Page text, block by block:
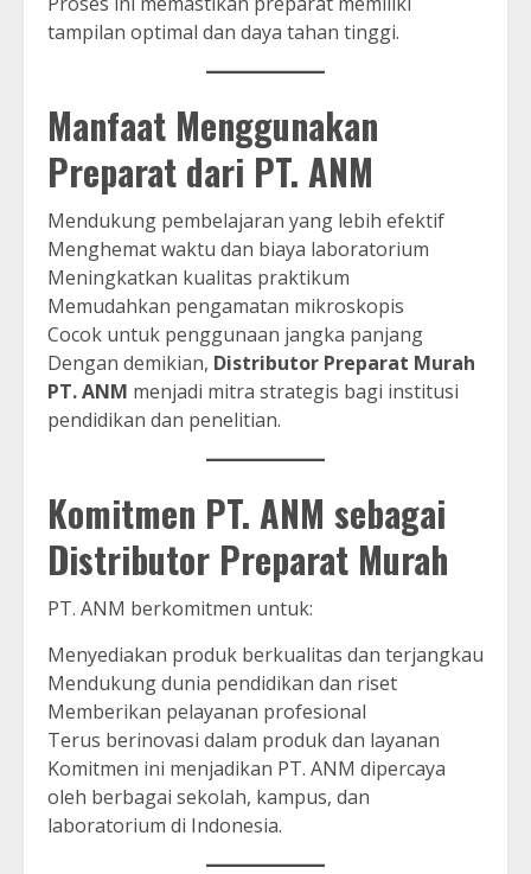
tampilan optimal dan daya tahan tinggi.
Manfaat Menggunakan
Preparat dari PT. ANM
Mendukung pembelajaran yang lebih efektif
Menghemat waktu dan biaya laboratorium
Meningkatkan kualitas praktikum
Memudahkan pengamatan mikroskopis
Cocok untuk penggunaan jangka panjang
Dengan demikian, Distributor Preparat Murah
PT. ANM menjadi mitra strategis bagi institusi
pendidikan dan penelitian.
Komitmen PT. ANM sebagai
Distributor Preparat Murah
PT. ANM berkomitmen untuk:
Menyediakan produk berkualitas dan terjangkau
Mendukung dunia pendidikan dan riset
Memberikan pelayanan profesional
Terus berinovasi dalam produk dan layanan
Komitmen ini menjadikan PT. ANM dipercaya
oleh berbagai sekolah, kampus, dan
laboratorium di Indonesia.